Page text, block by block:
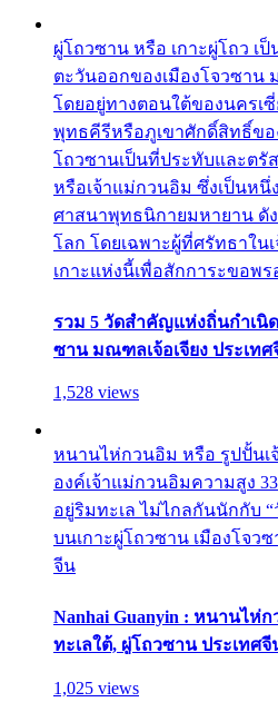
ผู่โถวซาน หรือ เกาะผู่โถว เ
ตะวันออกของเมืองโจวซาน
โดยอยู่ทางตอนใต้ของนครเซี่
พุทธคีรีหรือภูเขาศักดิ์สิทธิ์ข
โถวซานเป็นที่ประทับและตรั
หรือเจ้าแม่กวนอิม ซึ่งเป็นห
ศาสนาพุทธนิกายมหายาน ดั
โลก โดยเฉพาะผู้ที่ศรัทธาใน
เกาะแห่งนี้เพื่อสักการะขอพ
รวม 5 วัดสำคัญแห่งถิ่นกำเนิ
ซาน มณฑลเจ้อเจียง ประเทศ
1,528 views
หนานไห่กวนอิม หรือ รูปปั้นเ
องค์เจ้าแม่กวนอิมความสูง
อยู่ริมทะเล ไม่ไกลกันนักกับ
บนเกาะผู่โถวซาน เมืองโจว
จีน
Nanhai Guanyin : หนานไห่
ทะเลใต้, ผู่โถวซาน ประเทศจี
1,025 views